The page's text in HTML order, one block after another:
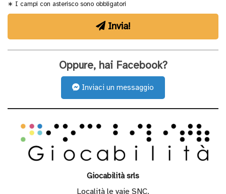
Gioco
simbolico
Libri
Masticabili
Motricità
∗ I campi con asterisco sono obbligatori
Invia!
Oppure, hai Facebook?
Inviaci un messaggio
Giocabilità srls
Località le vaie SNC.